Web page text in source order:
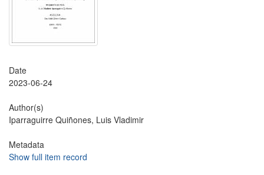
Date
2023-06-24
Author(s)
Iparraguirre Quiñones, Luis Vladimir
Metadata
Show full item record